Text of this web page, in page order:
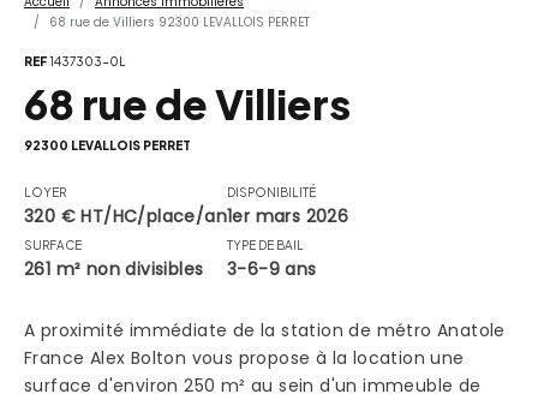
68 rue de Villiers 92300 LEVALLOIS PERRET
REF1437303-0L
68 rue de Villiers
92300 LEVALLOIS PERRET
LOYER
320 € HT/HC/place/an
SURFACE
261 m² non divisibles
DISPONIBILITÉ
1er mars 2026
TYPE DE BAIL
3-6-9 ans
A proximité immédiate de la station de métro Anatole
France Alex Bolton vous propose à la location une
surface d'environ 250 m² au sein d'un immeuble de